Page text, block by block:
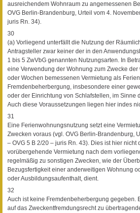
ausreichendem Wohnraum zu angemessenen
OVG Berlin-Brandenburg, Urteil vom 4.
juris Rn. 34).
30
(a) Vorliegend unterfällt die Nutzung der
Antragsteller zwar keiner der in den
1 bis 5 ZwVbG genannten Nutzungsarten. In
eine Verwendung der Wohnung zum Zwecke
oder Wochen bemessenen Vermietung als
Fremdenbeherbergung, insbesondere einer
oder der Einrichtung von Schlafstellen, im Sinne
Auch diese Voraussetzungen liegen hier indes
31
Eine Ferienwohnungsnutzung setzt eine
Zwecken voraus (vgl. OVG Berlin-Brandenburg,
– OVG 5 B 2/20 – juris Rn. 43). Dies ist hier nicht
vorübergehende Vermietung nach dem
regelmäßig zu sonstigen Zwecken, wie der
Bezugsfertigkeit einer anderweitigen Wohnung
oder Ausbildungsaufenthalt, dient.
32
Auch ist keine Fremdenbeherbergung gegeben.
auf das Zweckentfremdungsrecht zu